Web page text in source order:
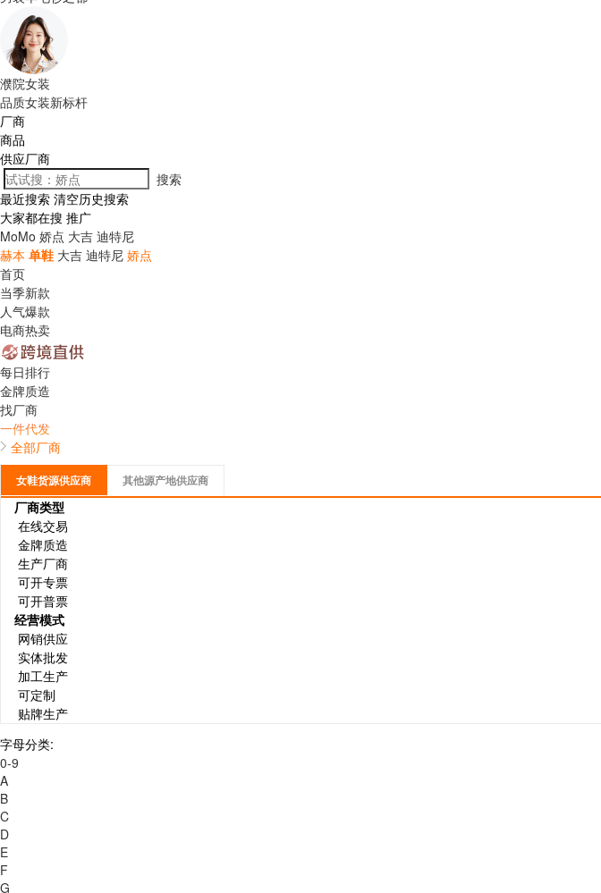
濮院女装
品质女装新标杆
厂商
商品
供应厂商
搜索
最近搜索 清空历史搜索
大家都在搜 推广
MoMo 娇点 大吉 迪特尼
赫本 单鞋 大吉 迪特尼 娇点
首页
当季新款
人气爆款
电商热卖
每日排行
金牌质造
找厂商
一件代发
全部厂商
女鞋货源供应商 其他源产地供应商
厂商类型
在线交易
金牌质造
生产厂商
可开专票
可开普票
经营模式
网销供应
实体批发
加工生产
可定制
贴牌生产
字母分类:
0-9
A
B
C
D
E
F
G